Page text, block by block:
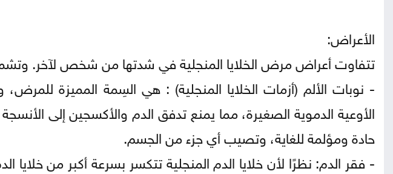
الأعراض:
تتفاوت أعراض مرض الخلايا المنجلية في شدتها من شخص لآخر.
- نوبات الألم (أزمات الخلايا المنجلية) : هي السِمة المميزة
الأوعية الدموية الصغيرة، مما يمنع تدفق الدم والأكسجين إلى
حادة ومؤلمة للغاية، وتصيب أي جزء من الجسم.
- فقر الدم: نظرًا لأن خلايا الدم المنجلية تتكسر بسرعة أكبر من خلايا